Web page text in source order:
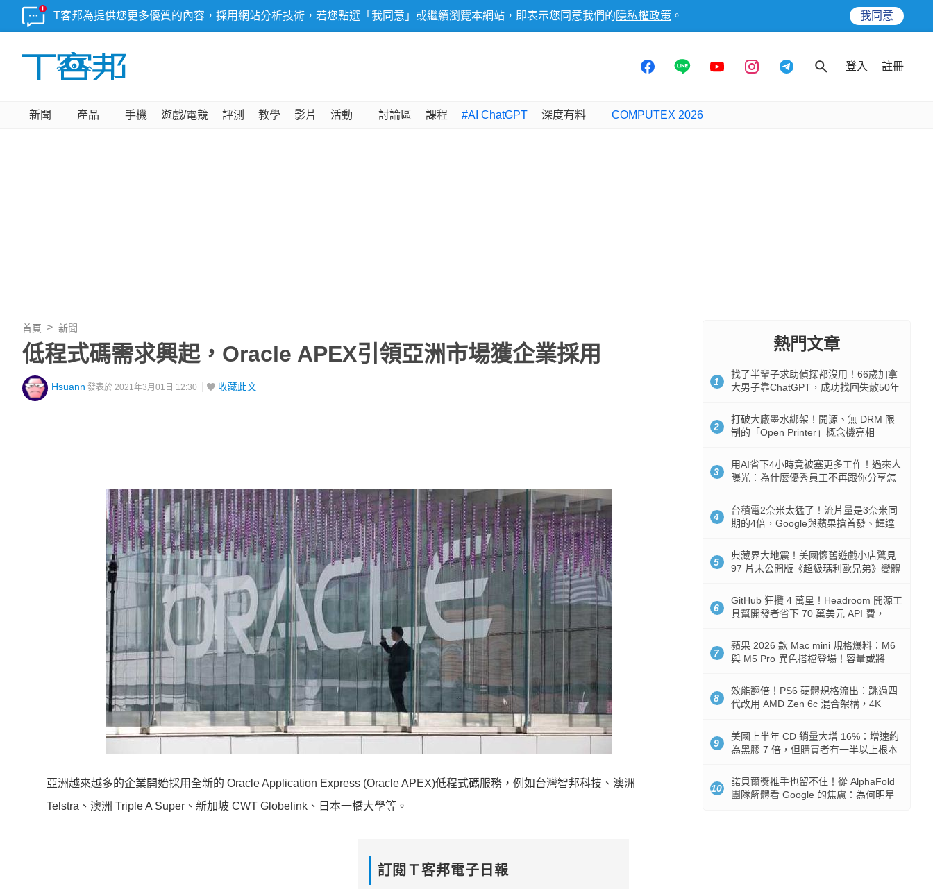
T客邦為提供您更多優質的內容，採用網站分析技術，若您點選「我同意」或繼續瀏覽本網站，即表示您同意我們的 隱私權政策 。 我同意
登入 註冊
新聞 產品 手機 遊戲/電競 評測 教學 影片 活動 討論區 課程 #AI ChatGPT 深度有料 COMPUTEX 2026
首頁 新聞
低程式碼需求興起，Oracle APEX引領亞洲市場獲企業採用
Hsuann 發表於 2021年3月01日 12:30 收藏此文
亞洲越來越多的企業開始採用全新的 Oracle Application Express (Oracle APEX)低程式碼服務，例如台灣智邦科技、澳洲
Telstra、澳洲 Triple A Super、新加坡 CWT Globelink、日本一橋大學等。
訂閱Ｔ客邦電子日報
熱門文章
1
找了半輩子求助偵探都沒用！66歲加拿
大男子靠ChatGPT，成功找回失散50年
2
打破大廠墨水綁架！開源、無 DRM 限
制的「Open Printer」概念機亮相
3
用AI省下4小時竟被塞更多工作！過來人
曝光：為什麼優秀員工不再跟你分享怎
4
台積電2奈米太猛了！流片量是3奈米同
期的4倍，Google與蘋果搶首發、輝達
5
典藏界大地震！美國懷舊遊戲小店驚見
97 片未公開版《超級瑪利歐兄弟》變體
6
GitHub 狂攬 4 萬星！Headroom 開源工
具幫開發者省下 70 萬美元 API 費，
7
蘋果 2026 款 Mac mini 規格爆料：M6
與 M5 Pro 異色搭檔登場！容量或將
8
效能翻倍！PS6 硬體規格流出：跳過四
代改用 AMD Zen 6c 混合架構，4K
9
美國上半年 CD 銷量大增 16%：增速約
為黑膠 7 倍，但購買者有一半以上根本
10
諾貝爾獎推手也留不住！從 AlphaFold
團隊解體看 Google 的焦慮：為何明星